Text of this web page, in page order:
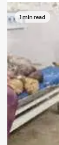
1 min read